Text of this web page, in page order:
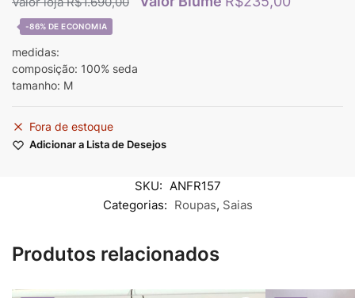
-86%
medidas:
composição: 100% seda
tamanho: M
Fora de estoque
Adicionar a Lista de Desejos
SKU: ANFR157
Categorias: Roupas, Saias
Produtos relacionados